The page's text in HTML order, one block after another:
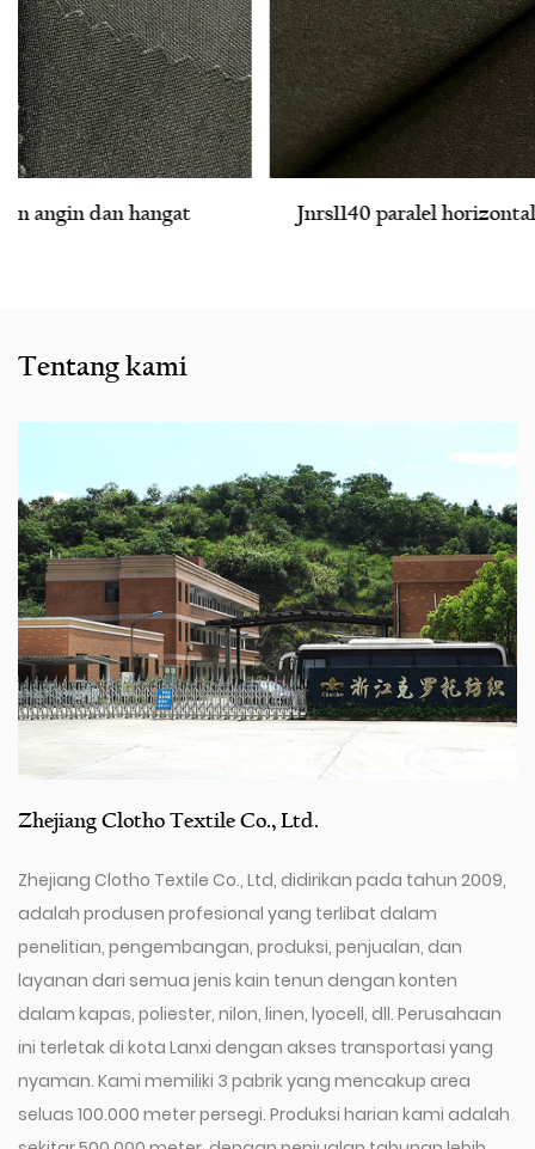
Jnrs1140 paralel horizontal stripe rusuk bengaline
Tentang kami
Zhejiang Clotho Textile Co., Ltd.
Zhejiang Clotho Textile Co., Ltd, didirikan pada tahun 2009,
adalah produsen profesional yang terlibat dalam
penelitian, pengembangan, produksi, penjualan, dan
layanan dari semua jenis kain tenun dengan konten
dalam kapas, poliester, nilon, linen, lyocell, dll. Perusahaan
ini terletak di kota Lanxi dengan akses transportasi yang
nyaman. Kami memiliki 3 pabrik yang mencakup area
seluas 100.000 meter persegi. Produksi harian kami adalah